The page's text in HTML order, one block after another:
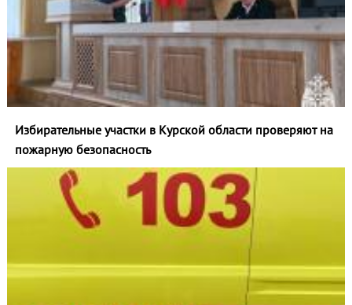
Избирательные участки в Курской области проверяют на
пожарную безопасность